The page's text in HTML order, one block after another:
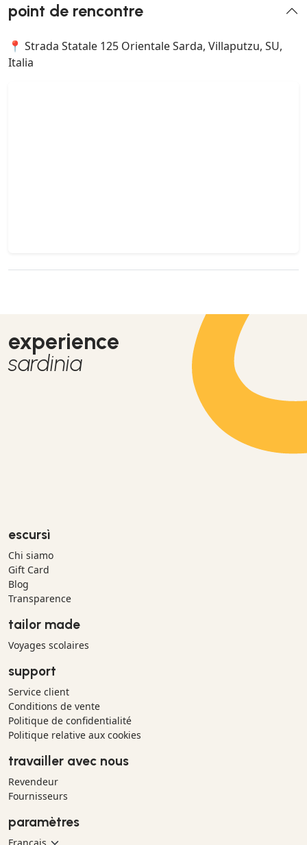
point de rencontre
📍 Strada Statale 125 Orientale Sarda, Villaputzu, SU,
Italia
experience
sardinia
escursì
Chi siamo
Gift Card
Blog
Transparence
tailor made
Voyages scolaires
support
Service client
Conditions de vente
Politique de confidentialité
Politique relative aux cookies
travailler avec nous
Revendeur
Fournisseurs
paramètres